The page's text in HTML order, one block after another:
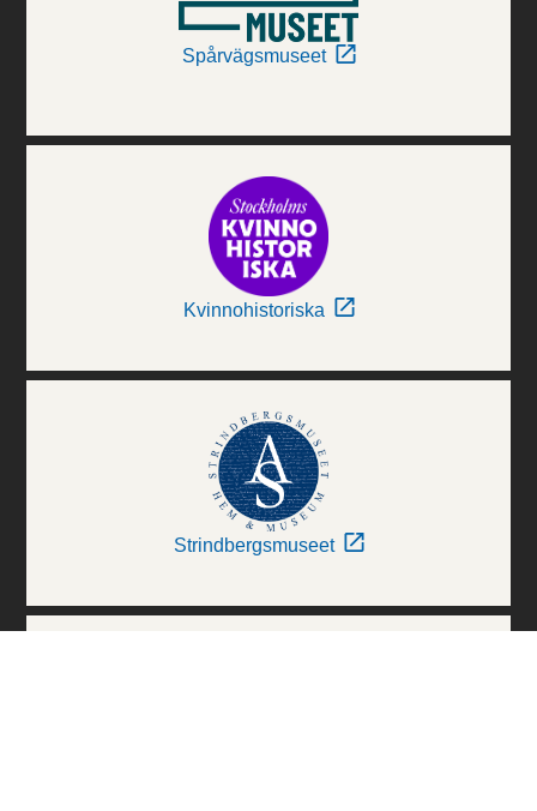
Spårvägsmuseet
Kvinnohistoriska
Strindbergsmuseet